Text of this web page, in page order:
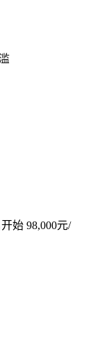
始 98,000元/